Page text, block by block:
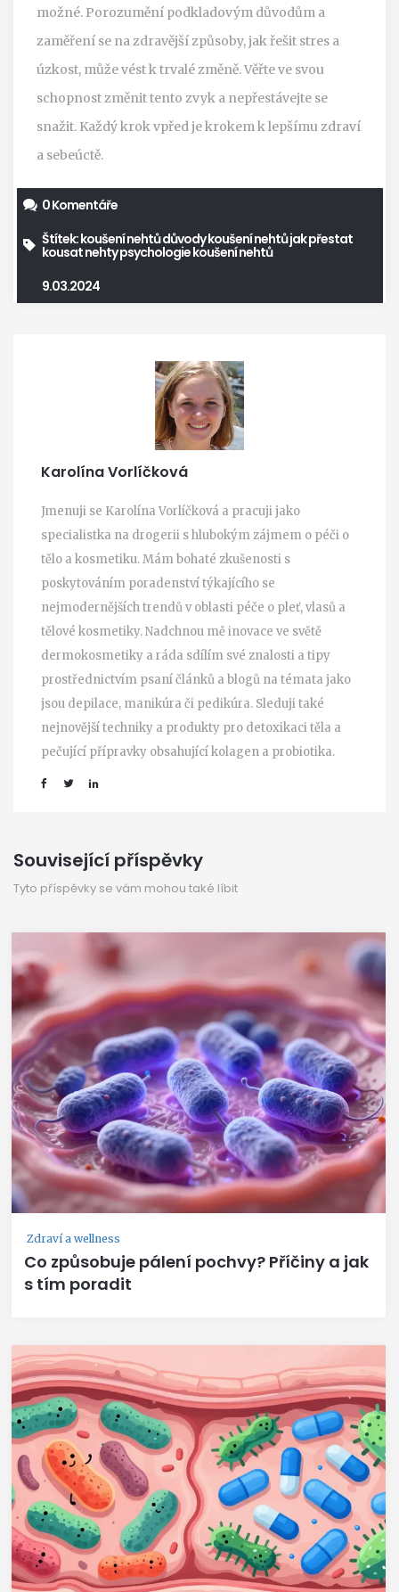
možné. Porozumění podkladovým důvodům a
zaměření se na zdravější způsoby, jak řešit stres a
úzkost, může vést k trvalé změně. Věřte ve svou
schopnost změnit tento zvyk a nepřestávejte se
snažit. Každý krok vpřed je krokem k lepšímu zdraví
a sebeúctě.
0 Komentáře
Štítek:koušení nehtůdůvody koušení nehtůjak přestat
kousat nehtypsychologie koušení nehtů
9.03.2024
Karolína Vorlíčková
Jmenuji se Karolína Vorlíčková a pracuji jako
specialistka na drogerii s hlubokým zájmem o péči o
tělo a kosmetiku. Mám bohaté zkušenosti s
poskytováním poradenství týkajícího se
nejmodernějších trendů v oblasti péče o pleť, vlasů a
tělové kosmetiky. Nadchnou mě inovace ve světě
dermokosmetiky a ráda sdílím své znalosti a tipy
prostřednictvím psaní článků a blogů na témata jako
jsou depilace, manikúra či pedikúra. Sleduji také
nejnovější techniky a produkty pro detoxikaci těla a
pečující přípravky obsahující kolagen a probiotika.
Související příspěvky
Tyto příspěvky se vám mohou také líbit
Zdraví a wellness
Co způsobuje pálení pochvy? Příčiny a jak
s tím poradit